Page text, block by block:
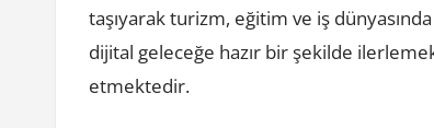
taşıyarak turizm, eğitim ve iş
dijital geleceğe hazır bir şekilde
etmektedir.